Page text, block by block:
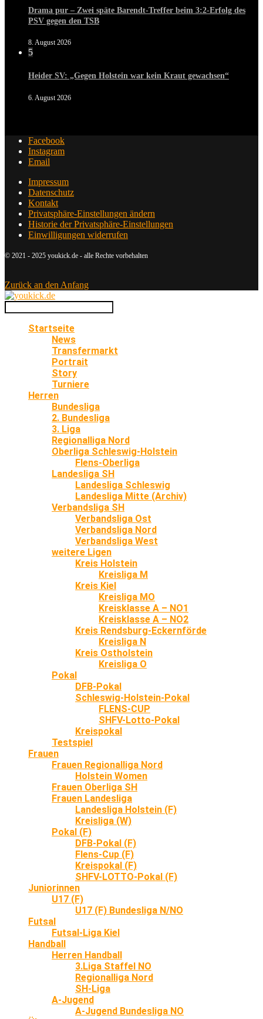
Drama pur – Zwei späte Barendt-Treffer beim 3:2-Erfolg des
PSV gegen den TSB
8. August 2026
5
Heider SV: „Gegen Holstein war kein Kraut gewachsen“
6. August 2026
Facebook
Instagram
Email
Impressum
Datenschutz
Kontakt
Privatsphäre-Einstellungen ändern
Historie der Privatsphäre-Einstellungen
Einwilligungen widerrufen
© 2021 - 2025 youkick.de - alle Rechte vorbehalten
Zurück an den Anfang
Startseite
News
Transfermarkt
Portrait
Story
Turniere
Herren
Bundesliga
2. Bundesliga
3. Liga
Regionalliga Nord
Oberliga Schleswig-Holstein
Flens-Oberliga
Landesliga SH
Landesliga Schleswig
Landesliga Mitte (Archiv)
Verbandsliga SH
Verbandsliga Ost
Verbandsliga Nord
Verbandsliga West
weitere Ligen
Kreis Holstein
Kreisliga M
Kreis Kiel
Kreisliga MO
Kreisklasse A – NO1
Kreisklasse A – NO2
Kreis Rendsburg-Eckernförde
Kreisliga N
Kreis Ostholstein
Kreisliga O
Pokal
DFB-Pokal
Schleswig-Holstein-Pokal
FLENS-CUP
SHFV-Lotto-Pokal
Kreispokal
Testspiel
Frauen
Frauen Regionalliga Nord
Holstein Women
Frauen Oberliga SH
Frauen Landesliga
Landesliga Holstein (F)
Kreisliga (W)
Pokal (F)
DFB-Pokal (F)
Flens-Cup (F)
Kreispokal (F)
SHFV-LOTTO-Pokal (F)
Juniorinnen
U17 (F)
U17 (F) Bundesliga N/NO
Futsal
Futsal-Liga Kiel
Handball
Herren Handball
3.Liga Staffel NO
Regionalliga Nord
SH-Liga
A-Jugend
A-Jugend Bundesliga NO